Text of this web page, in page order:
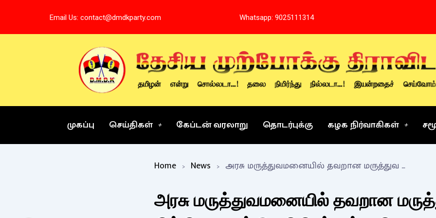
Email Us: contact@dmdkparty.com Whatsapp: 9025111314
முகப்பு செய்திகள் கேப்டன் வரலாறு தொடர்புக்கு கழக நிர்வாகிகள்
Home News அரசு மருத்துவமனையில் தவறான மருத்துவ சிக்கிசையால் செவிலியர் கல்லூரி மாணவி உயிரிழப்பை கண்டித்து அறிக்கை
அரசு மருத்துவமனையில் தவறான